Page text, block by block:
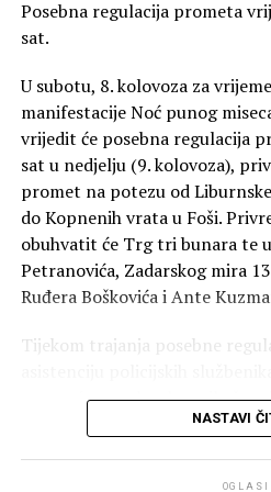
Croatie redivive, njezina
u suvremenoj hrvatskoj
Zbornik je biranim riječima
Knežević sa Sveučilišta u
značenje zlatne formule ča-
jedno od temeljnih obilježja
formula ča-kaj-što, naime, u
okvire same pjesničke
Ministarstva kulture Republike
zaštićenim nacionalnim
dobrom, a njezino je značenje
hrvatskom jeziku, koji je donio
susreću i prožimaju različiti
izrazi, stvarajući svojevrsni
hrvatske jezične baštine.
Pozivamo sve građane da nam
u atriju Providurove palače
Daruj krv! Spasi život!
“
Posebna regulacija prometa
sat.
U subotu, 8. kolovoza za
manifestacije Noć punog
vrijedit će posebna regulacija
sat u nedjelju (9. kolovoza),
promet na potezu od
do Kopnenih vrata u Foši.
obuhvatit će Trg tri bunara te
Petranovića, Zadarskog mira
Ruđera Boškovića i Ante
Tijekom trajanja posebne
omogućen prolazak vozila
komunalnih službi te vozila
NASTAVI
OGLASI